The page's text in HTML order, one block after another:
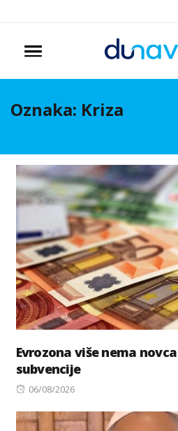
Oznaka: Kriza
Evrozona više nema
subvencije
Posted
06/08/2026